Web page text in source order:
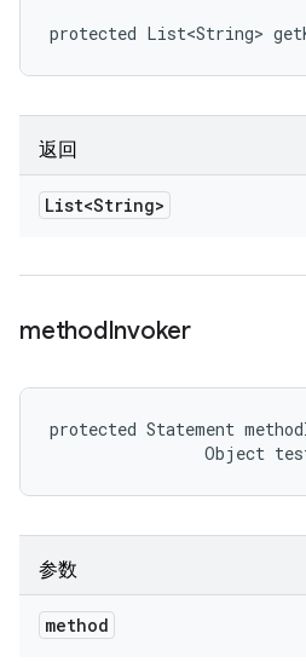
protected List<String>
返回
List<String>
methodInvoker
protected Statement
Object
参数
method